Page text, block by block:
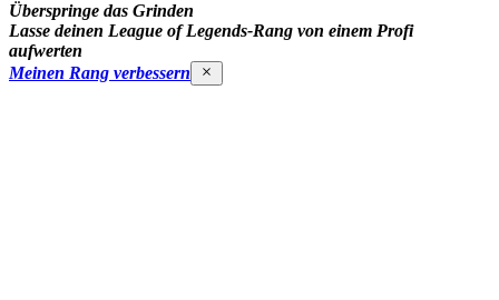
Überspringe das Grinden
Lasse deinen League of Legends-Rang von einem Profi
aufwerten
Meinen Rang verbessern